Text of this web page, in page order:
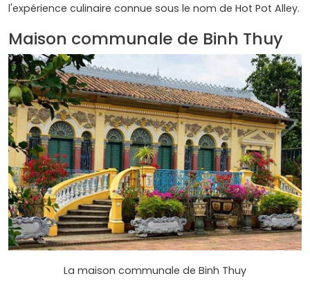
l'expérience culinaire connue sous le nom de Hot Pot Alley.
Maison communale de Binh Thuy
La maison communale de Binh Thuy